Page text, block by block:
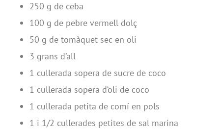
250 g de ceba
100 g de pebre vermell dolç
50 g de tomàquet sec en oli
3 grans d’all
1 cullerada sopera de sucre de coco
1 cullerada sopera d‘oli de coco
1 cullerada petita de comí en pols
1 i 1/2 cullerades petites de sal marina